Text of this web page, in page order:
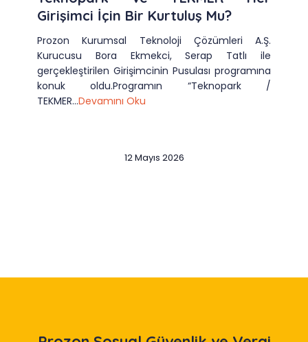
Girişimci İçin Bir Kurtuluş Mu?
Prozon Kurumsal Teknoloji Çözümleri A.Ş.
Kurucusu Bora Ekmekci, Serap Tatlı ile
gerçekleştirilen Girişimcinin Pusulası programına
konuk oldu.Programın “Teknopark /
TEKMER...Devamını Oku
12 Mayıs 2026